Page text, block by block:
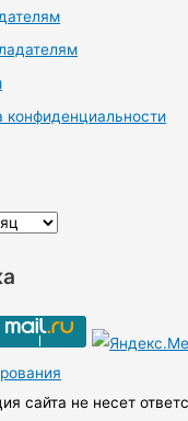
конфиденциальности
сайта не несет